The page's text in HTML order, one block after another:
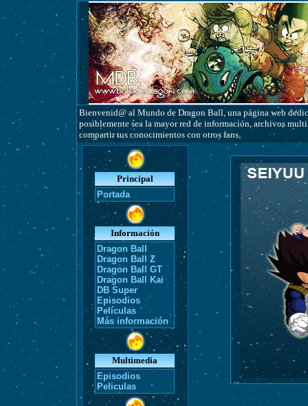
Bienvenid@ al Mundo de Dragon Ball, una página web
posiblemente sea la mayor red de información, archivos
compartir tus conocimientos con otros fans.
Principal
Portada
Información
Dragon Ball
Dragon Ball Z
Dragon Ball GT
Dragon Ball Kai
DB Super
Episodios
Películas
Más información
Multimedia
Episodios
Peliculas